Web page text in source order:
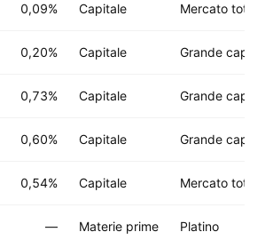
0,09% Capitale Mercato totale
0,20% Capitale Grande
0,73% Capitale Grande
0,60% Capitale Grande
0,54% Capitale Mercato totale
— Materie prime Platino